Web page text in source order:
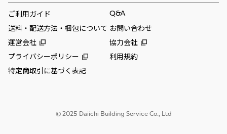
ご利用ガイド
Q&A
送料・配送方法・梱包について お問い合わせ
運営会社
協力会社
プライバシーポリシー
利用規約
特定商取引に基づく表記
© 2025 Daiichi Building Service Co., Ltd